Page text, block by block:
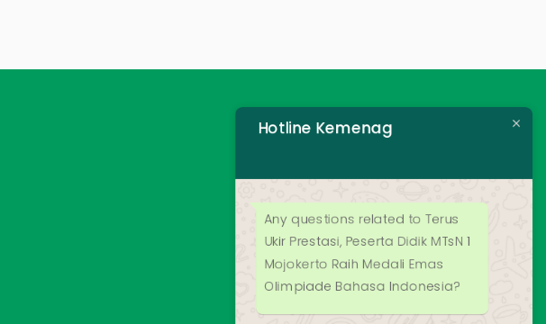
Hotline Kemenag
Any questions related to Terus
Ukir Prestasi, Peserta Didik MTsN 1
Mojokerto Raih Medali Emas
Olimpiade Bahasa Indonesia?